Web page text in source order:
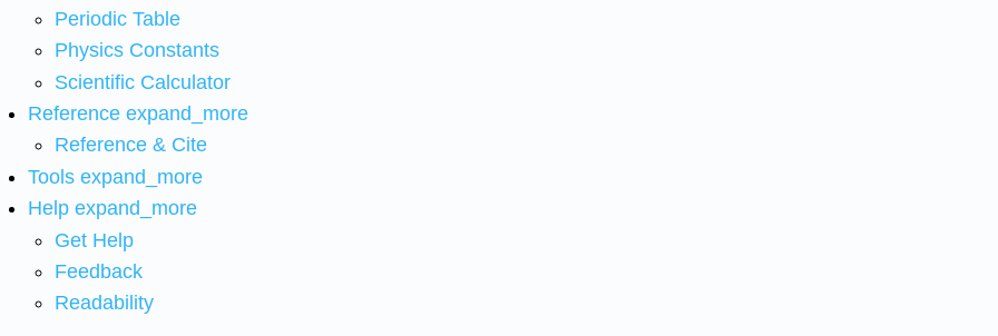
Periodic Table
Physics Constants
Scientific Calculator
Reference expand_more
Reference & Cite
Tools expand_more
Help expand_more
Get Help
Feedback
Readability